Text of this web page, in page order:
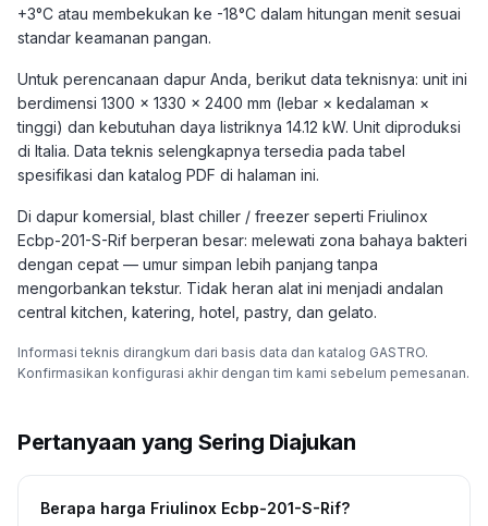
+3°C atau membekukan ke -18°C dalam hitungan menit sesuai
standar keamanan pangan.
Untuk perencanaan dapur Anda, berikut data teknisnya: unit ini
berdimensi 1300 × 1330 × 2400 mm (lebar × kedalaman ×
tinggi) dan kebutuhan daya listriknya 14.12 kW. Unit diproduksi
di Italia. Data teknis selengkapnya tersedia pada tabel
spesifikasi dan katalog PDF di halaman ini.
Di dapur komersial, blast chiller / freezer seperti Friulinox
Ecbp-201-S-Rif berperan besar: melewati zona bahaya bakteri
dengan cepat — umur simpan lebih panjang tanpa
mengorbankan tekstur. Tidak heran alat ini menjadi andalan
central kitchen, katering, hotel, pastry, dan gelato.
Informasi teknis dirangkum dari basis data dan katalog GASTRO.
Konfirmasikan konfigurasi akhir dengan tim kami sebelum pemesanan.
Pertanyaan yang Sering Diajukan
Berapa harga Friulinox Ecbp-201-S-Rif?